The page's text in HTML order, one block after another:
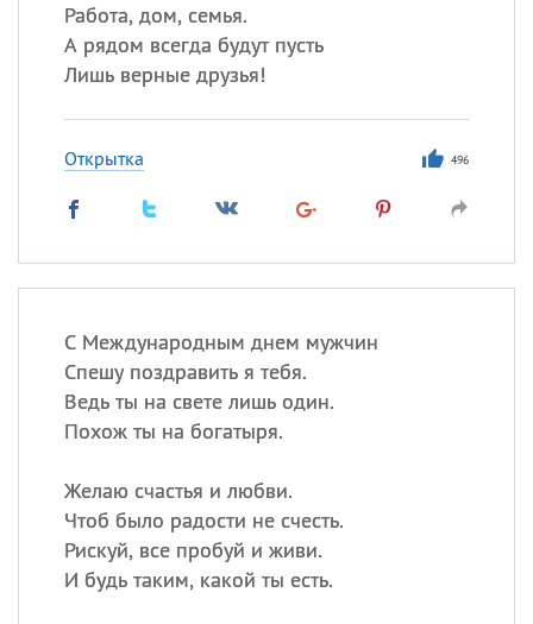
Работа, дом, семья.
А рядом всегда будут пусть
Лишь верные друзья!
Открытка 496
С Международным днем мужчин
Спешу поздравить я тебя.
Ведь ты на свете лишь один.
Похож ты на богатыря.
Желаю счастья и любви.
Чтоб было радости не счесть.
Рискуй, все пробуй и живи.
И будь таким, какой ты есть.